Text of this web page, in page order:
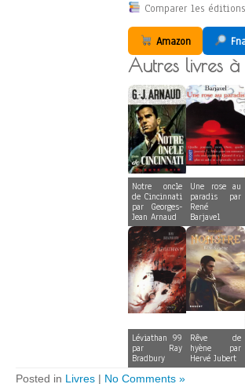
Comparer les
Amazon
Autres livres
Notre oncle
de Cincinnati
par Georges-
Jean Arnaud
Une rose au
paradis par
René
Barjavel
Léviathan 99
par Ray
Bradbury
Rêve de
hyène par
Hervé Jubert
Posted in Livres | No Comments »